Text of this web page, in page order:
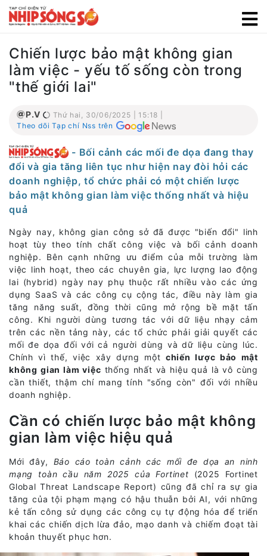
Chiến lược bảo mật không gian
làm việc - yếu tố sống còn trong
"thế giới lai"
P.V
Thứ hai, 30/06/2025 | 15:18 |
Theo dõi Tạp chí Nss trên
- Bối cảnh các mối đe dọa đang thay
đổi và gia tăng liên tục như hiện nay đòi hỏi các
doanh nghiệp, tổ chức phải có một chiến lược
bảo mật không gian làm việc thống nhất và hiệu
quả
Ngày nay, không gian công sở đã được "biến đổi" linh
hoạt tùy theo tính chất công việc và bối cảnh doanh
nghiệp. Bên cạnh những ưu điểm của mỗi trường làm
việc linh hoạt, theo các chuyên gia, lực lượng lao động
lai (hybrid) ngày nay phụ thuộc rất nhiều vào các ứng
dụng SaaS và các công cụ cộng tác, điều này làm gia
tăng năng suất, đồng thời cũng mở rộng bề mặt tấn
công. Khi người dùng tương tác với dữ liệu nhạy cảm
trên các nền tảng này, các tổ chức phải giải quyết các
mối đe dọa đối với cả người dùng và dữ liệu cùng lúc.
Chính vì thế, việc xây dựng một chiến lược bảo mật
không gian làm việc thống nhất và hiệu quả là vô cùng
cần thiết, thậm chí mang tính "sống còn" đối với nhiều
doanh nghiệp.
Cần có chiến lược bảo mật không
gian làm việc hiệu quả
Mới đây, Báo cáo toàn cảnh các mối đe dọa an ninh
mạng toàn cầu năm 2025 của Fortinet (2025 Fortinet
Global Threat Landscape Report) cũng đã chỉ ra sự gia
tăng của tội phạm mạng có hậu thuẫn bởi AI, với những
kẻ tấn công sử dụng các công cụ tự động hóa để triển
khai các chiến dịch lừa đảo, mạo danh và chiếm đoạt tài
khoản thuyết phục hơn.